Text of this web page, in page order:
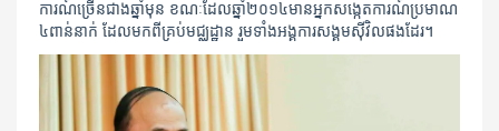
ការណ៍ច្រើនជាងឆ្នាំមុន ខណៈដែលឆ្នាំ២០១៤មានអ្នកសង្កេតការណ៍ប្រមាណ
៤ពាន់នាក់ ដែលមកពីគ្រប់មជ្ឈដ្ឋាន រួមទាំងអង្គការសង្គមស៊ីវិលផងដែរ។